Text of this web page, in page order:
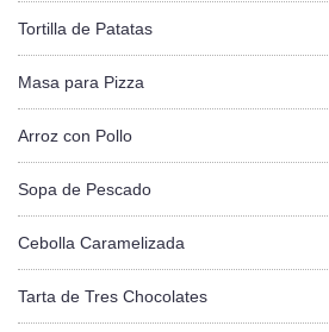
Tortilla de Patatas
Masa para Pizza
Arroz con Pollo
Sopa de Pescado
Cebolla Caramelizada
Tarta de Tres Chocolates